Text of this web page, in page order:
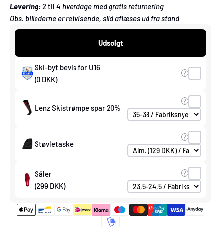
Levering:2 til 4 hverdage med gratis returnering
Obs. billederne er retvisende, slid aflæses ud fra stand
Udsolgt
Såler
(299 DKK)
Støvletaske
Ski-byt bevis for U16
(0 DKK)
Lenz Skistrømpe spar 20%